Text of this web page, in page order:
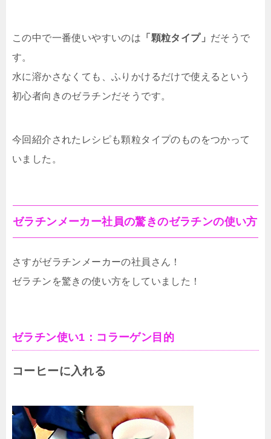
この中で一番使いやすいのは 「顆粒タイプ」 だそうで
す。
水に溶かさなくても、ふりかけるだけで使えるという
初心者向きのゼラチンだそうです。
今回紹介されたレシピも顆粒タイプのものをつかって
いました。
ゼラチンメーカー社員の驚きのゼラチンの使い方
さすがゼラチンメーカーの社員さん！
ゼラチンを驚きの使い方をしていました！
ゼラチン使い1：コラーゲン目的
コーヒーに入れる